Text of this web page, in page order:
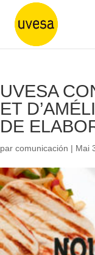
UVESA
ET
DE
par comunicación | Mai